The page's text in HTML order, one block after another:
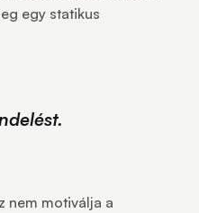
egy statikus
nem motiválja a